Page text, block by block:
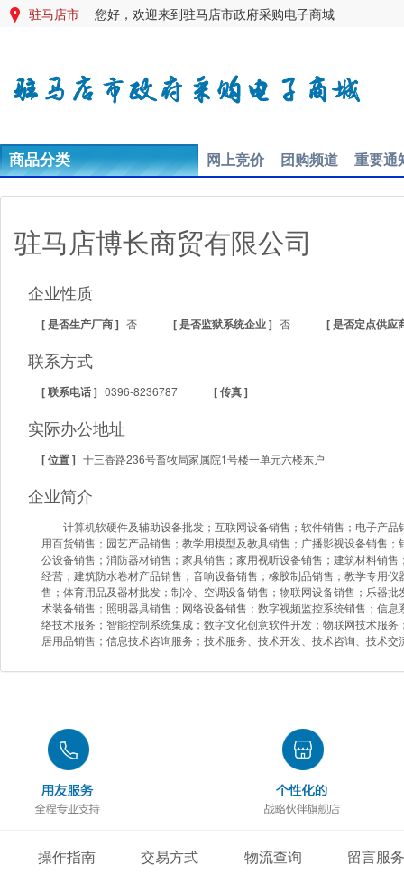
 驻马店市 您好，欢迎来到驻马店市政府采购电子商城
商品分类 网上竞价 团购频道 重要通
驻马店博长商贸有限公司
企业性质
[ 是否生产厂商 ] 否 [ 是否监狱系统企业 ] 否 [ 是否定点供应
联系方式
[ 联系电话 ] 0396-8236787 [ 传真 ]
实际办公地址
[ 位置 ] 十三香路236号畜牧局家属院1号楼一单元六楼东户
企业简介
计算机软硬件及辅助设备批发；互联网设备销售；软件销售；电子产
用百货销售；园艺产品销售；教学用模型及教具销售；广播影视设备销售
公设备销售；消防器材销售；家具销售；家用视听设备销售；建筑材料销
经营；建筑防水卷材产品销售；音响设备销售；橡胶制品销售；教学专用
售；体育用品及器材批发；制冷、空调设备销售；物联网设备销售；乐器
术装备销售；照明器具销售；网络设备销售；数字视频监控系统销售；信
络技术服务；智能控制系统集成；数字文化创意软件开发；物联网技术服
居用品销售；信息技术咨询服务；技术服务、技术开发、技术咨询、技术
操作指南 交易方式 物流查询 留言服务